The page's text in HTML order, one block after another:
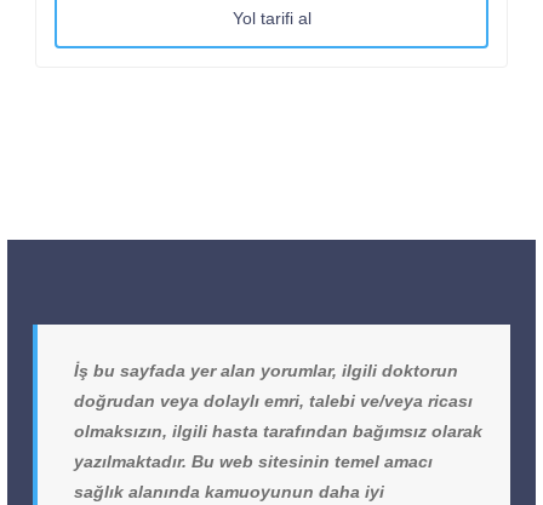
Yol tarifi al
İş bu sayfada yer alan yorumlar, ilgili doktorun
doğrudan veya dolaylı emri, talebi ve/veya ricası
olmaksızın, ilgili hasta tarafından bağımsız olarak
yazılmaktadır. Bu web sitesinin temel amacı
sağlık alanında kamuoyunun daha iyi